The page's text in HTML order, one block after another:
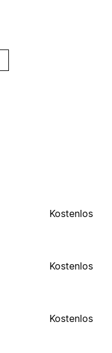
Kostenlos
Kostenlos
Kostenlos